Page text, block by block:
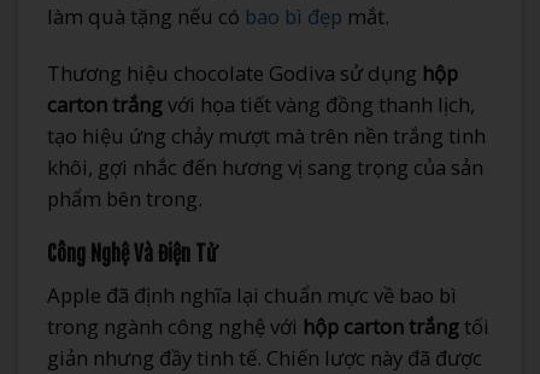
làm quà tặng nếu có bao bì đẹp mắt.
Thương hiệu chocolate Godiva sử dụng hộp
carton trắngvới họa tiết vàng đồng thanh lịch,
tạo hiệu ứng chảy mượt mà trên nền trắng tinh
khôi, gợi nhắc đến hương vị sang trọng của sản
phẩm bên trong.
Công Nghệ Và Điện Tử
Apple đã định nghĩa lại chuẩn mực về bao bì
trong ngành công nghệ với hộp carton trắng tối
giản nhưng đầy tinh tế. Chiến lược này đã được